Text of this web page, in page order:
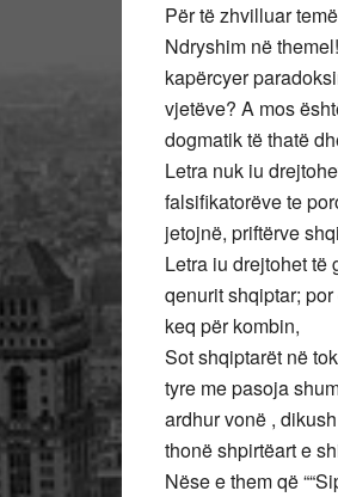
Për të zhvilluar
Ndryshim në
kapërcyer
vjetëve? A mos
dogmatik të thatë
Letra nuk iu
falsifikatorëve te
jetojnë, priftërve
Letra iu drejtohet të
qenurit shqiptar; por
keq për kombin,
Sot shqiptarët në
tyre me pasoja
ardhur vonë ,
thonë shpirtëart e
Nëse e them që